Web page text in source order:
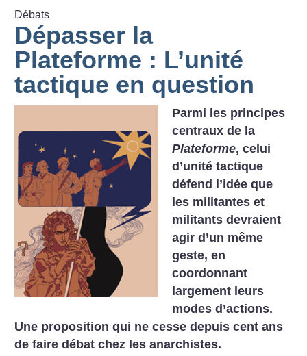
Débats
Dépasser la
Plateforme : L’unité
tactique en question
Parmi les principes
centraux de la
Plateforme, celui
d’unité tactique
défend l’idée que
les militantes et
militants devraient
agir d’un même
geste, en
coordonnant
largement leurs
modes d’actions.
Une proposition qui ne cesse depuis cent ans
de faire débat chez les anarchistes.